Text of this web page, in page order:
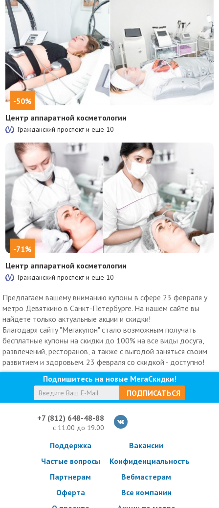
-50%
Центр аппаратной косметологии
Гражданский проспект и еще 10
-71%
Центр аппаратной косметологии
Гражданский проспект и еще 10
Предлагаем вашему вниманию купоны в сфере 23 февраля у
метро Девяткино в Санкт-Петербурге. На нашем сайте вы
найдете только актуальные акции и скидки!
Благодаря сайту "Мегакупон" стало возможным получать
бесплатные купоны на скидки до 100% на все виды досуга,
развлечений, ресторанов, а также с выгодой заняться своим
развитием и здоровьем. 23 февраля со скидкой - доступно!
Подпишитесь на новые МегаСкидки!
ПОДПИСАТЬСЯ
+7 (812) 648-48-88
с 11.00 до 19.00
Поддержка
Частые вопросы
Партнерам
Оферта
Вакансии
Конфиденциальность
Вебмастерам
Все компании